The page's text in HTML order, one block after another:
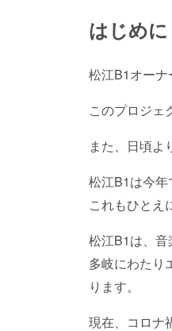
はじめ
松江B1オーナ
このプロジェ
また、日頃よ
松江B1は今
これもひとえ
松江B1は、
多岐にわたり
ります。
現在、コロナ